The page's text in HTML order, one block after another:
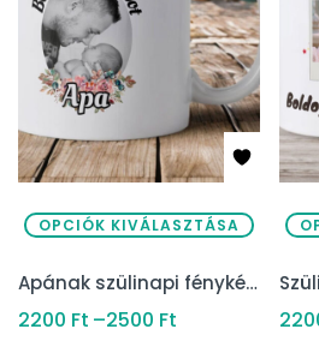
OPCIÓK KIVÁLASZTÁSA
Apának szülinapi fényképes bögre
2200 Ft –2500 Ft